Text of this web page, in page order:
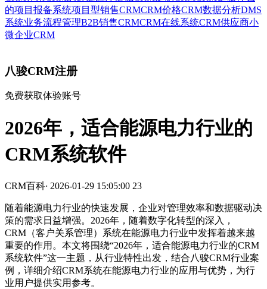
的项目报备系统项目型销售CRMCRM价格CRM数据分析DMS
系统业务流程管理B2B销售CRMCRM在线系统CRM供应商小
微企业CRM
八骏CRM注册
免费获取体验账号
2026年，适合能源电力行业的
CRM系统软件
CRM百科· 2026-01-29 15:05:00 23
随着能源电力行业的快速发展，企业对管理效率和数据驱动决
策的需求日益增强。2026年，随着数字化转型的深入，
CRM（客户关系管理）系统在能源电力行业中发挥着越来越
重要的作用。本文将围绕“2026年，适合能源电力行业的CRM
系统软件”这一主题，从行业特性出发，结合八骏CRM行业案
例，详细介绍CRM系统在能源电力行业的应用与优势，为行
业用户提供实用参考。